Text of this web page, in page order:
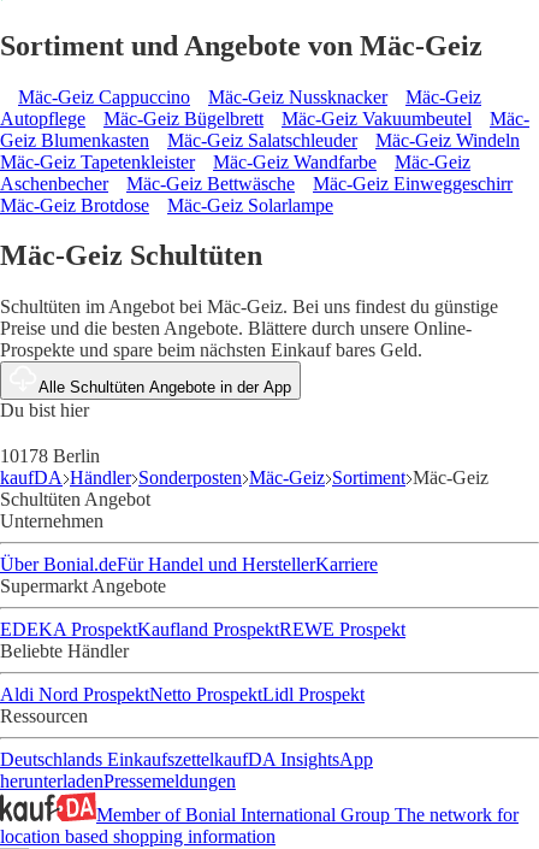
Sortiment und Angebote von Mäc-Geiz
Mäc-Geiz Cappuccino Mäc-Geiz Nussknacker
Mäc-Geiz
Autopflege
Mäc-Geiz Bügelbrett Mäc-Geiz Vakuumbeutel
Mäc-
Geiz Blumenkasten
Mäc-Geiz Salatschleuder
Mäc-Geiz Windeln
Mäc-Geiz Tapetenkleister
Mäc-Geiz Wandfarbe
Mäc-Geiz
Aschenbecher
Mäc-Geiz Bettwäsche
Mäc-Geiz Einweggeschirr
Mäc-Geiz Brotdose
Mäc-Geiz Solarlampe
Mäc-Geiz Schultüten
Schultüten im Angebot bei Mäc-Geiz. Bei uns findest du günstige
Preise und die besten Angebote. Blättere durch unsere Online-
Prospekte und spare beim nächsten Einkauf bares Geld.
Alle Schultüten Angebote in der App
Du bist hier
10178 Berlin
kaufDA Händler Sonderposten Mäc-Geiz Sortiment Mäc-Geiz
Schultüten Angebot
Unternehmen
Über Bonial.deFür Handel und HerstellerKarriere
Supermarkt Angebote
EDEKA ProspektKaufland ProspektREWE Prospekt
Beliebte Händler
Aldi Nord ProspektNetto ProspektLidl Prospekt
Ressourcen
Deutschlands EinkaufszettelkaufDA InsightsApp
herunterladenPressemeldungen
Member of Bonial International Group The network for
location based shopping information